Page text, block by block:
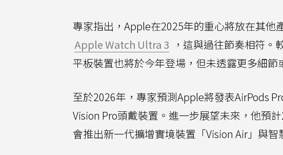
專家指出，Apple在2025年的重心將放在其他
Apple Watch Ultra 3 ，這與過往節奏相符。
平板裝置也將於今年登場，但未透露更多細節
至於2026年，專家預測Apple將發表AirPods
Vision Pro頭戴裝置。進一步展望未來，他預
會推出新一代擴增實境裝置「Vision Air」與智